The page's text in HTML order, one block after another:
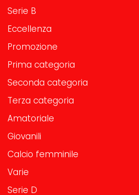
Serie B
Eccellenza
Promozione
Prima categoria
Seconda categoria
Terza categoria
Amatoriale
Giovanili
Calcio femminile
Varie
Serie D